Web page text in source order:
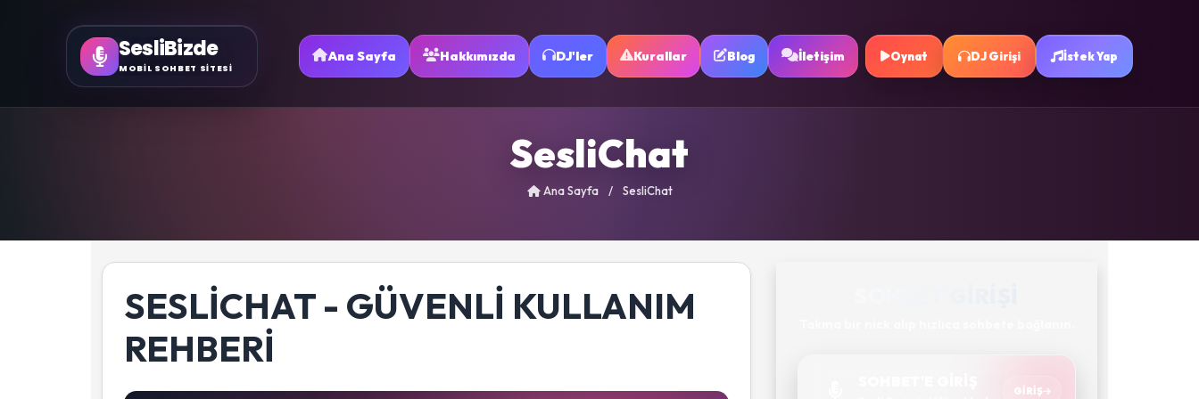
SesliBizde
MOBİL SOHBET SİTESİ
Ana Sayfa Hakkımızda DJ'ler Kurallar Blog İletişim Oynat DJ Girişi İstek Yap
SesliChat
Ana Sayfa / SesliChat
SESLICHAT - GÜVENLI KULLANIM
REHBERI
GIRIŞ